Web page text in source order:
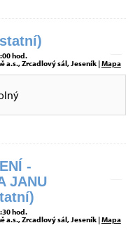
hod.
a.s., Zrcadlový sál, Jeseník |Mapa
-
JANU
hod.
a.s., Zrcadlový sál, Jeseník |Mapa